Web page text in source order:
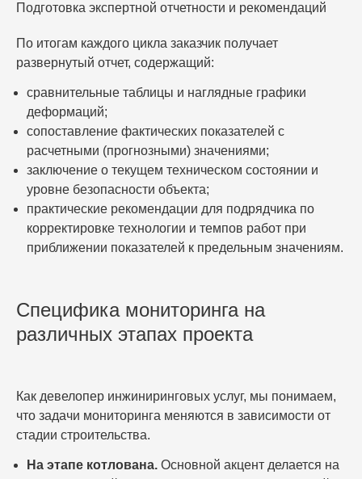
Подготовка экспертной отчетности и рекомендаций
По итогам каждого цикла заказчик получает
развернутый отчет, содержащий:
сравнительные таблицы и наглядные графики
деформаций;
сопоставление фактических показателей с
расчетными (прогнозными) значениями;
заключение о текущем техническом состоянии и
уровне безопасности объекта;
практические рекомендации для подрядчика по
корректировке технологии и темпов работ при
приближении показателей к предельным значениям.
Специфика мониторинга на
различных этапах проекта
Как девелопер инжиниринговых услуг, мы понимаем,
что задачи мониторинга меняются в зависимости от
стадии строительства.
На этапе котлована.Основной акцент делается на